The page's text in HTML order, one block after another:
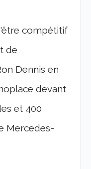
compétitif
de
Dennis en
devant
et 400
Mercedes-